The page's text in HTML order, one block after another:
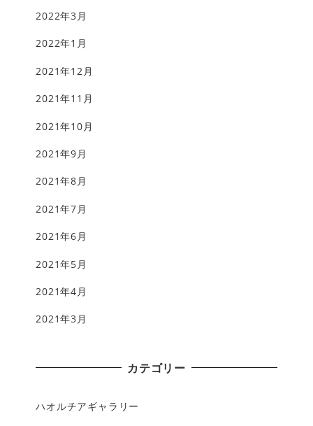
2022年3月
2022年1月
2021年12月
2021年11月
2021年10月
2021年9月
2021年8月
2021年7月
2021年6月
2021年5月
2021年4月
2021年3月
カテゴリー
ハオルチアギャラリー